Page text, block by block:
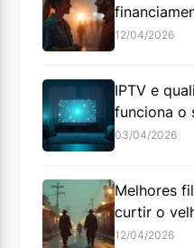
12/04/2026
IPTV e
funciona o
03/04/2026
Melhores
curtir o
12/04/2026